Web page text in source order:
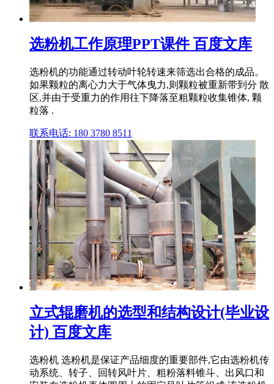
选粉机工作原理PPT课件 百度文库
选粉机的功能通过转动叶轮转速来筛选出合格的成品。
如果颗粒的离心力大于气体曳力,则颗粒被重新带到分 散
区,并由于受重力的作用往下降落至粗颗粒收集锥体, 颗
粒落 .
联系电话: 180 3780 8511
立式辊磨机的选型和结构设计(毕业设
计) 百度文库
选粉机 选粉机是保证产品细度的重要部件,它由选粉机传
动系统、转子、回转风叶片、粗粉落料锥斗、出风口和